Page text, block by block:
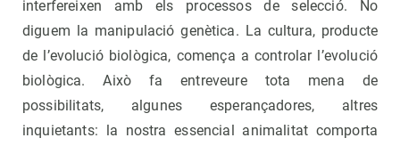
interfereixen amb els processos de selecció. No
diguem la manipulació genètica. La cultura, producte
de l’evolució biològica, comença a controlar l’evolució
biològica. Això fa entreveure tota mena de
possibilitats, algunes esperançadores, altres
inquietants: la nostra essencial animalitat comporta